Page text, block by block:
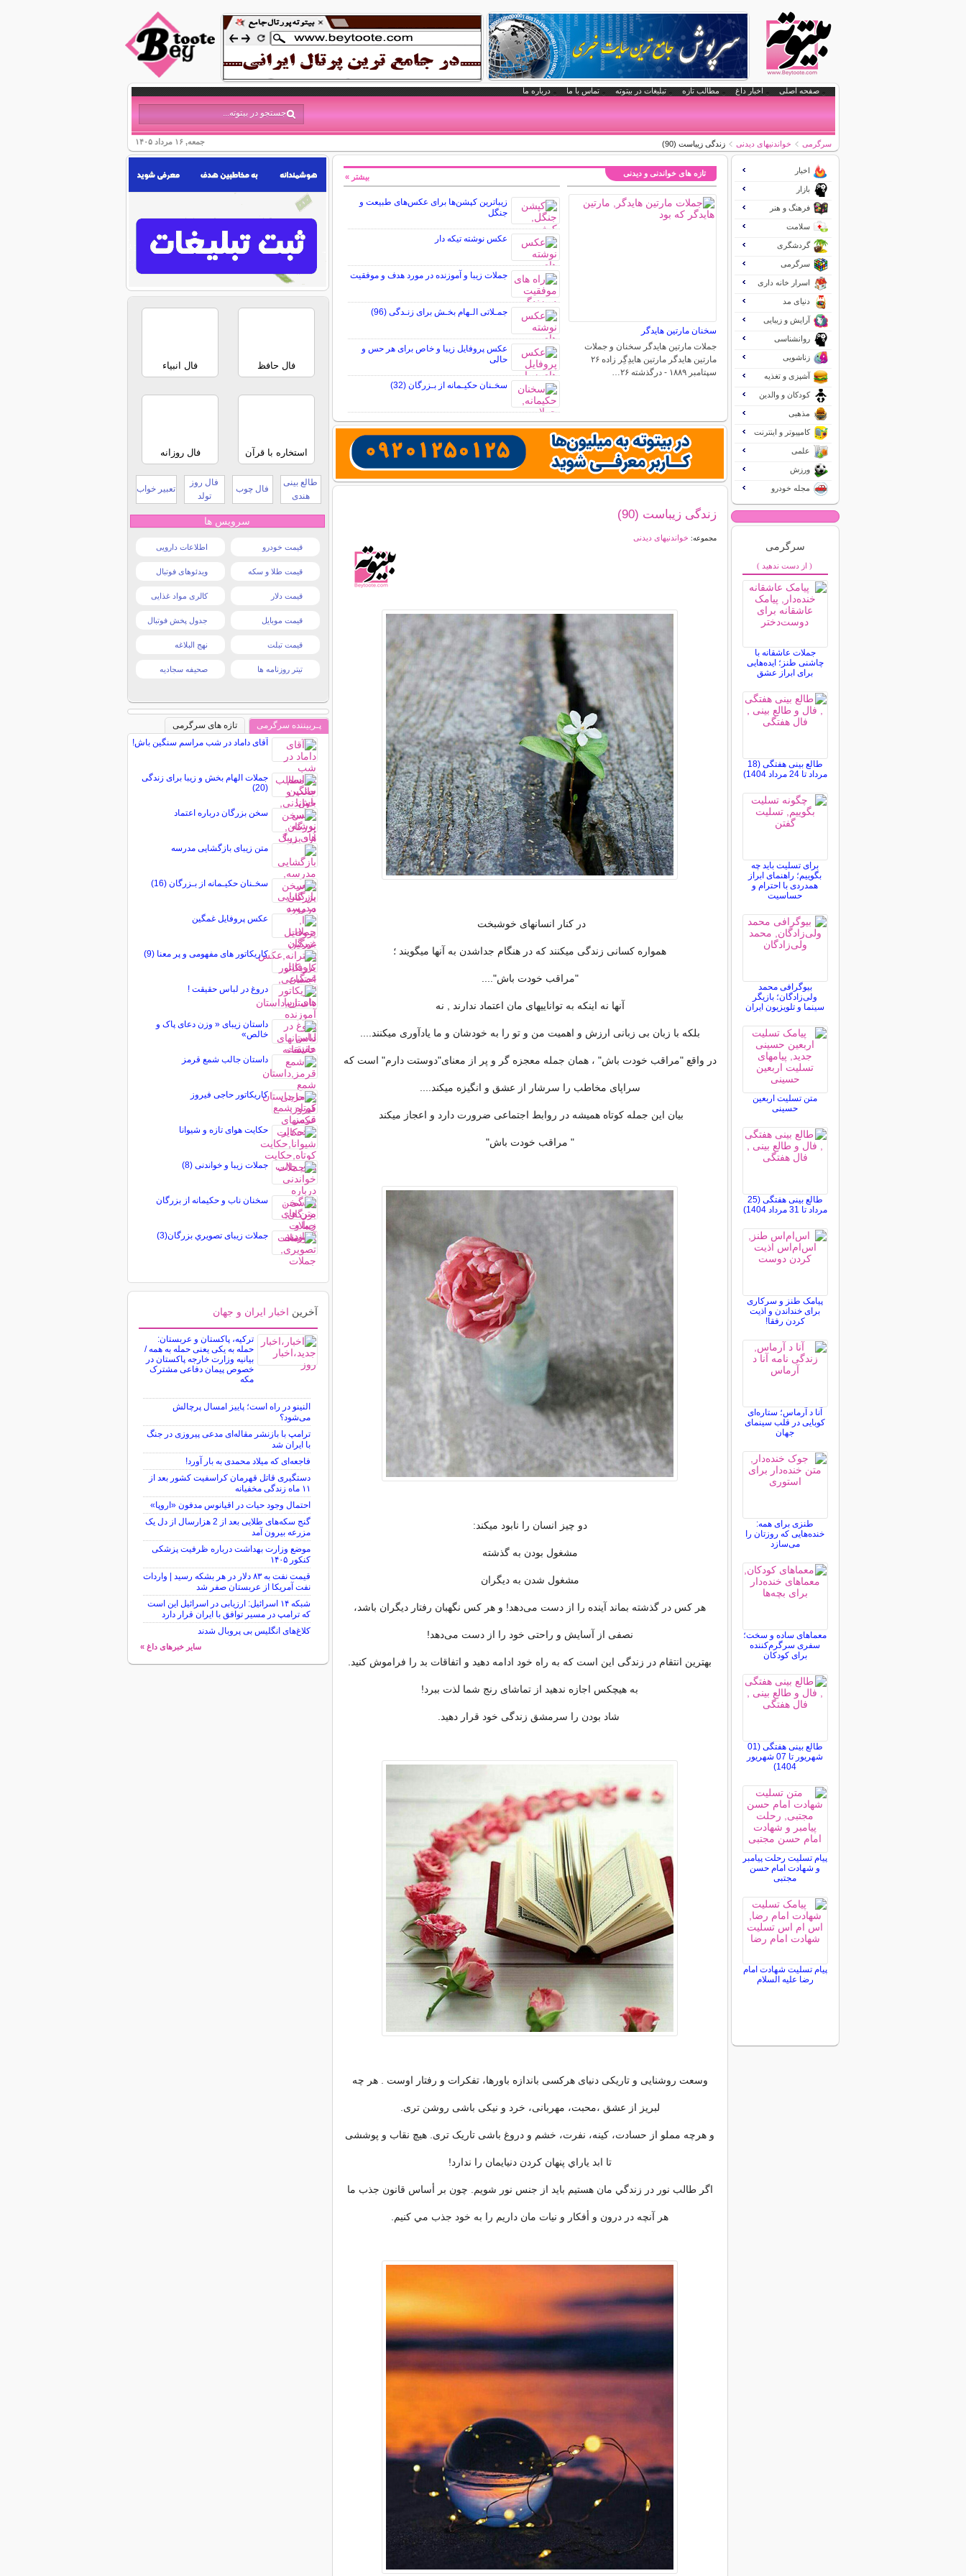
صفحه اصلی اخبار داغ مطالب تازه تبلیغات در بیتوته تماس با ما درباره ما
جمعه, ۱۶ مرداد ۱۴۰۵ سرگرمی خواندنیهای دیدنی زندگی زیباست (90)
تازه های خواندنی و دیدنی
سخنان مارتین هایدگر
جملات مارتین هایدگر سخنان و جملات
مارتین هایدگر مارتین هایدِگِر زاده ۲۶
سپتامبر ۱۸۸۹ - درگذشته ۲۶…
زیباترین کپشن‌ها برای عکس‌های طبیعت و
جنگل
عکس نوشته تیکه دار
جملات زیبا و آموزنده در مورد هدف و موفقیت
جمـلاتی الـهام بخـش برای زنـدگی (96)
عکس پروفایل زیبا و خاص برای هر حس و
حالی
سخـنان حکیـمانه از بـزرگان (32)
بیشتر »
زندگی زیباست (90)
مجموعه: خواندنیهای دیدنی
در کنار انسانهای خوشبخت
همواره کسانی زندگی میکنند که در هنگام جداشدن به آنها میگویند ؛
"مراقب خودت باش"....
آنها نه اینکه به تواناییهای مان اعتماد ندارند , نه
بلکه با زبان بی زبانی ارزش و اهمیت من و تو را به خودشان و ما یادآوری میکنند....
در واقع "مراقب خودت باش" ، همان جمله معجزه گر و پر از معنای"دوستت دارم" است که
سراپای مخاطب را سرشار از عشق و انگیزه میکند....
بیان این جمله کوتاه همیشه در روابط اجتماعی ضرورت دارد و اعجاز میکند
" مراقب خودت باش"
دو چیز انسان را نابود میکند:
مشغول بودن به گذشته
مشغول شدن به دیگران
هر کس در گذشته بماند آینده را از دست می‌دهد! و هر کس نگهبان رفتار دیگران باشد،
نصفی از آسایش و راحتی خود را از دست می‌دهد!
بهترین انتقام در زندگی این است که به راه خود ادامه دهید و اتفاقات بد را فراموش کنید.
به هیچکس اجازه ندهید از تماشای رنج شما لذت ببرد!
شاد بودن را سرمشق زندگی خود قرار دهید.
وﺳﻌﺖ ﺭﻭﺷﻨﺎﯾﯽ ﻭ ﺗﺎﺭﯾﮑﯽ ﺩﻧﯿﺎﯼ ﻫﺮﮐﺴﯽ ﺑﺎﻧﺪﺍﺯﻩ ﺑﺎﻭﺭﻫﺎ، ﺗﻔﮑﺮﺍﺕ ﻭ ﺭﻓﺘﺎر ﺍﻭﺳﺖ . ﻫﺮ ﭼﻪ
ﻟﺒﺮﯾﺰ ﺍﺯ ﻋﺸﻖ ،ﻣﺤﺒﺖ، ﻣﻬﺮﺑﺎﻧﯽ، ﺧﺮﺩ ﻭ ﻧﯿﮑﯽ ﺑﺎﺷﯽ ﺭﻭﺷﻦ ﺗﺮﯼ.
ﻭ ﻫﺮﭼﻪ ﻣﻤﻠﻮ ﺍﺯ ﺣﺴﺎﺩﺕ، ﮐﯿﻨﻪ، ﻧﻔﺮﺕ، ﺧﺸﻢ ﻭ ﺩﺭﻭﻍ ﺑﺎﺷﯽ ﺗﺎﺭﯾﮏ ﺗﺮﯼ. ﻫﯿﭻ ﻧﻘﺎﺏ ﻭ ﭘﻮﺷﺸﯽ
ﺗﺎ ﺍﺑﺪ ياراي ﭘﻨﻬﺎﻥ ﮐﺮﺩﻥ ﺩﻧﯿﺎﯾﻤﺎﻥ را ندارد!
اگر طالب نور در زندگي مان هستيم بايد از جنس نور شويم. چون بر أساس قانون جذب ما
هر آنچه در درون و أفكار و نيات مان داريم را به خود جذب مي كنيم.
اخبار
بازار
فرهنگ و هنر
سلامت
گردشگری
سرگرمی
اسرار خانه داری
دنیای مد
آرایش و زیبایی
روانشناسی
زناشویی
آشپزی و تغذیه
کودکان و والدین
مذهبی
کامپیوتر و اینترنت
علمی
ورزش
مجله خودرو
سرگرمی
( از دست ندهید )
جملات عاشقانه با
چاشنی طنز؛ ایده‌هایی
برای ابراز عشق
طالع بینی هفتگی (18
مرداد تا 24 مرداد 1404)
برای تسلیت باید چه
بگوییم؛ راهنمای ابراز
همدردی با احترام و
حساسیت
بیوگرافی محمد
ولی‌زادگان؛ بازیگر
سینما و تلویزیون ایران
متن تسلیت اربعین
حسینی
طالع بینی هفتگی (25
مرداد تا 31 مرداد 1404)
پیامک طنز و سرکاری
برای خنداندن و اذیت
کردن رفقا!
آنا د آرماس؛ ستاره‌ای
کوبایی در قلب سینمای
جهان
طنزی برای همه:
خنده‌هایی که روزتان را
می‌سازد
معماهای ساده و سخت؛
سفری سرگرم‌کننده
برای کودکان
طالع بینی هفتگی (01
شهریور تا 07 شهریور
1404)
پیام تسلیت رحلت پیامبر
و شهادت امام حسن
مجتبی
پیام تسلیت شهادت امام
رضا علیه السلام
فال حافظ فال انبیاء
استخاره با قرآن فال روزانه
طالع بینی
هندی
فال چوب
فال روز
تولد
تعبیر خواب
سرویس ها
قیمت خودرو اطلاعات دارویی
قیمت طلا و سکه ویدئوهای فوتبال
قیمت دلار کالری مواد غذایی
قیمت موبایل جدول پخش فوتبال
قیمت تبلت نهج البلاغه
تیتر روزنامه ها صحیفه سجادیه
پـربیننده سرگرمی
تازه های سرگرمی
آقای داماد در شب مراسم سنگین باش!
جملات الهام بخش و زیبا برای زندگی
(20)
سخن بزرگان درباره اعتماد
متن زیبای بازگشایی مدرسه
سخـنان حکیـمانه از بـزرگان (16)
عکس پروفایل غمگین
کاریکاتور های مفهومی و پر معنا (9)
دروغ در لباس حقیقت !
داستان زیبای « وزن دعای پاک و
خالص»
داستان جالب شمع قرمز
کاریکاتور حاجی فیروز
حکایت هوای تازه و شیوانا
جملات زیبا و خواندنی (8)
سخنان ناب و حکیمانه از بزرگان
جملات زیبای تصويري بزرگان(3)
آخرین اخبار ایران و جهان
ترکیه، پاکستان و عربستان:
حمله به یکی یعنی حمله به همه /
بیانیه وزارت خارجه پاکستان در
خصوص پیمان دفاعی مشترک
مکه
النینو در راه است؛ پاییز امسال پرچالش
می‌شود؟
ترامپ با بازنشر مقاله‌ای مدعی پیروزی در جنگ
با ایران شد
فاجعه‌ای که میلاد محمدی به بار آورد!
دستگیری قاتل قهرمان کراسفیت کشور بعد از
۱۱ ماه زندگی مخفیانه
احتمال وجود حیات در اقیانوس مدفون «اروپا»
گنج سکه‌های طلایی بعد از 2 هزارسال از دل یک
مزرعه بیرون آمد
موضع وزارت بهداشت درباره ظرفیت پزشکی
کنکور ۱۴۰۵
قیمت نفت به ۸۳ دلار در هر بشکه رسید | واردات
نفت آمریکا از عربستان صفر شد
شبکه ۱۴ اسرائیل: ارزیابی در اسرائیل این است
که ترامپ در مسیر توافق با ایران قرار دارد
کلاغ‌های انگلیس بی پروبال شدند
سایر خبرهای داغ »